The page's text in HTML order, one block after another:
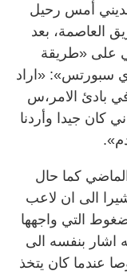
أمس رحيل
العاصمة، بعد
على «طريقة
سبورتس»: «اراد
بادئ الامر،س
كان جيدا وأردنا
الماضي كما حال
الى ان لاعب
التي واجهها
اشار بنفسه الى
عندما كان يتخذ